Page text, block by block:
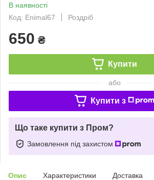
В наявності
Код: Enimal67
Роздріб
650 ₴
Купити
або
Купити з
Що таке купити з Пром?
Замовлення під захистом
Опис Характеристики Доставка